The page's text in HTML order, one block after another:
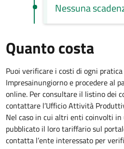
Nessuna
Quanto costa
Puoi verificare i costi di ogni
Impresainungiorno e procedere al
online. Per consultare il listino dei
contattare l’Ufficio Attività
Nel caso in cui altri enti coinvolti
pubblicato il loro tariffario sul
contatta l’ente interessato per